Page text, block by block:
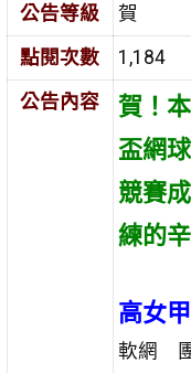
公告等級
賀
點閱次數
1,184
公告內容
賀！
盃網
競賽
練的
高女
軟網